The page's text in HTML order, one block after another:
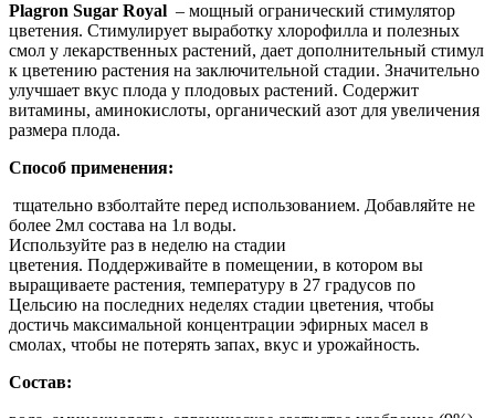
Plagron Sugar Royal – мощный огранический стимулятор
цветения. Стимулирует выработку хлорофилла и полезных
смол у лекарственных растений, дает дополнительный стимул
к цветению растения на заключительной стадии. Значительно
улучшает вкус плода у плодовых растений. Содержит
витамины, аминокислоты, органический азот для увеличения
размера плода.
Способ применения:
тщательно взболтайте перед использованием. Добавляйте не
более 2мл состава на 1л воды.
Используйте раз в неделю на стадии
цветения. Поддерживайте в помещении, в котором вы
выращиваете растения, температуру в 27 градусов по
Цельсию на последних неделях стадии цветения, чтобы
достичь максимальной концентрации эфирных масел в
смолах, чтобы не потерять запах, вкус и урожайность.
Состав: